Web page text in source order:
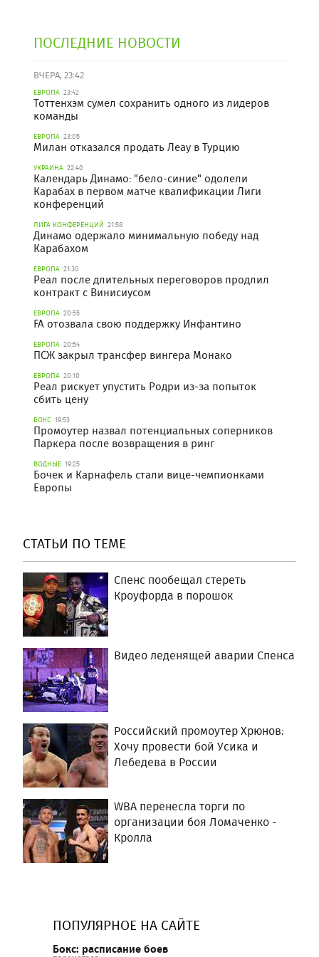
ПОСЛЕДНИЕ НОВОСТИ
ВЧЕРА, 23:42
ЕВРОПА 23:42
Тоттенхэм сумел сохранить одного из лидеров
команды
ЕВРОПА 23:05
Милан отказался продать Леау в Турцию
УКРАИНА 22:40
Календарь Динамо: "бело-синие" одолели
Карабах в первом матче квалификации Лиги
конференций
ЛИГА КОНФЕРЕНЦИЙ 21:58
Динамо одержало минимальную победу над
Карабахом
ЕВРОПА 21:30
Реал после длительных переговоров продлил
контракт с Винисиусом
ЕВРОПА 20:55
FA отозвала свою поддержку Инфантино
ЕВРОПА 20:54
ПСЖ закрыл трансфер вингера Монако
ЕВРОПА 20:10
Реал рискует упустить Родри из-за попыток
сбить цену
БОКС 19:53
Промоутер назвал потенциальных соперников
Паркера после возвращения в ринг
ВОДНЫЕ 19:25
Бочек и Карнафель стали вице-чемпионками
Европы
СТАТЬИ ПО ТЕМЕ
Спенс пообещал стереть
Кроуфорда в порошок
Видео леденящей аварии Спенса
Российский промоутер Хрюнов:
Хочу провести бой Усика и
Лебедева в России
WBA перенесла торги по
организации боя Ломаченко -
Кролла
ПОПУЛЯРНОЕ НА САЙТЕ
Бокс: расписание боев